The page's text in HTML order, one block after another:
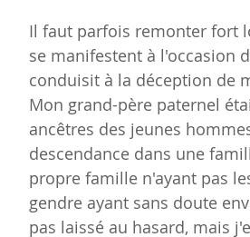
Il faut parfois remonter fort
se manifestent à l'occasion
conduisit à la déception de
Mon grand-père paternel
ancêtres des jeunes
descendance dans une
propre famille n'ayant pas
gendre ayant sans doute
pas laissé au hasard, mais